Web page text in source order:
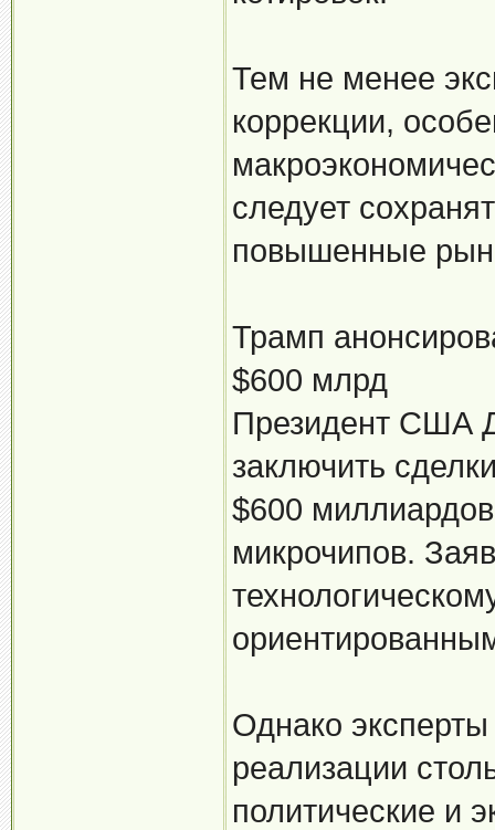
Тем не менее
коррекции,
следует
повышенные
Трамп
$600 млрд
Президент США
заключить
$600
микрочипов.
Однако
реализации
политические и